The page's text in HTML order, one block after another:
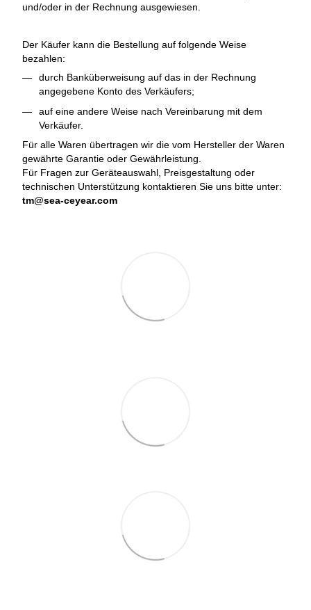
und/oder in der Rechnung ausgewiesen.
Der Käufer kann die Bestellung auf folgende Weise
bezahlen:
durch Banküberweisung auf das in der Rechnung
angegebene Konto des Verkäufers;
auf eine andere Weise nach Vereinbarung mit dem
Verkäufer.
Für alle Waren übertragen wir die vom Hersteller der Waren
gewährte Garantie oder Gewährleistung.
Für Fragen zur Geräteauswahl, Preisgestaltung oder
technischen Unterstützung kontaktieren Sie uns bitte unter:
tm@sea-ceyear.com